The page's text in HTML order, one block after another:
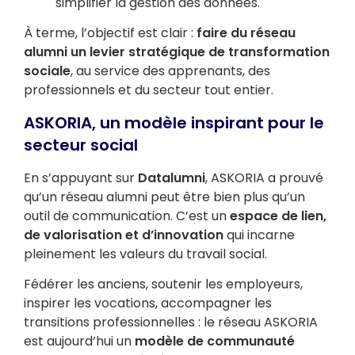
À terme, l’objectif est clair : faire du réseau
alumni un levier stratégique de transformation
sociale, au service des apprenants, des
professionnels et du secteur tout entier.
ASKORIA, un modèle inspirant pour le
secteur social
En s’appuyant sur Datalumni, ASKORIA a prouvé
qu’un réseau alumni peut être bien plus qu’un
outil de communication. C’est unespace de lien,
de valorisation et d’innovationqui incarne
pleinement les valeurs du travail social.
Fédérer les anciens, soutenir les employeurs,
inspirer les vocations, accompagner les
transitions professionnelles : le réseau ASKORIA
est aujourd’hui un modèle de communauté